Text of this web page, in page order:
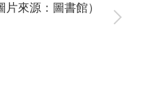
來源：圖書館）